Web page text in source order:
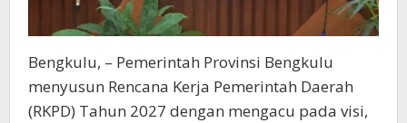
Bengkulu, – Pemerintah Provinsi Bengkulu
menyusun Rencana Kerja Pemerintah Daerah
(RKPD) Tahun 2027 dengan mengacu pada visi,